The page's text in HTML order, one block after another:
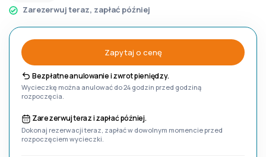
Zarezerwuj teraz, zapłać później
Zapytaj o cenę
Bezpłatne anulowanie i zwrot pieniędzy.
Wycieczkę można anulować do 24 godzin przed godziną
rozpoczęcia.
Zarezerwuj teraz i zapłać później.
Dokonaj rezerwacji teraz, zapłać w dowolnym momencie przed
rozpoczęciem wycieczki.